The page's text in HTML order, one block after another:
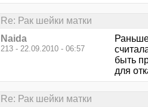
Re: Рак шейки матки
Naida
213 - 22.09.2010 - 06:57
быть
для
Re: Рак шейки матки